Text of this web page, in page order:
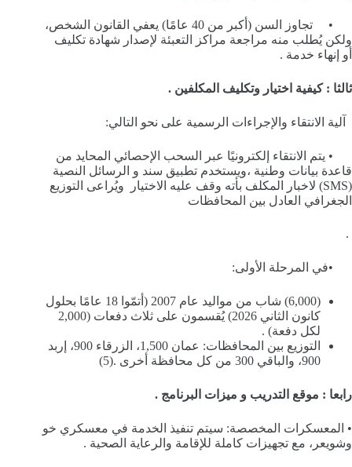
• تجاوز السن (أكبر من 40 عامًا) يعفي القانون الشخص،
ولكن يُطلب منه مراجعة مراكز التعبئة لإصدار شهادة تكليف
أو إنهاء خدمة .
ثالثا : كيفية اختيار وتكليف المكلفين .
آلية الانتقاء والإجراءات الرسمية على نحو التالي:
• يتم الانتقاء إلكترونيًا عبر السحب الإحصائي المحايد من
قاعدة بيانات وطنية ،ويستخدم تطبيق سند و الرسائل النصية
(SMS) لاخبار المكلف بأته وقف عليه الاختيار ويُراعى التوزيع
الجغرافي العادل بين المحافظات
.
•في المرحلة الأولى:
(6,000) شاب من مواليد عام 2007 (أتمّوا 18 عامًا بحلول
كانون الثاني 2026) يُقسمون على ثلاث دفعات (2,000
لكل دفعة) .
التوزيع بين المحافظات: عمان 1,500، الزرقاء 900، إربد
900، والباقي 300 من كل محافظة أخرى .(5)
رابعا : موقع التدريب و ميزات البرنامج .
• المعسكرات المخصصة: سيتم تنفيذ الخدمة في معسكري خو
وشويعر، مع تجهيزات كاملة للإقامة والرعاية الصحية .